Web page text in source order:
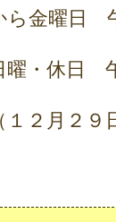
ら金曜日
日 午前
２月２９